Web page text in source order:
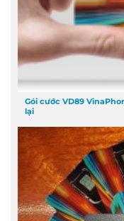
Gói cước VD89
lại